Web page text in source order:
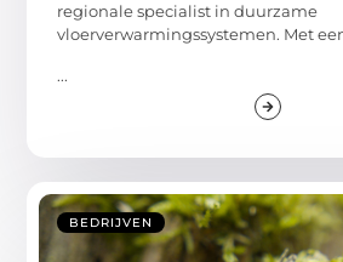
regionale specialist in duurzame
vloerverwarmingssystemen. Met
...
BEDRIJVEN